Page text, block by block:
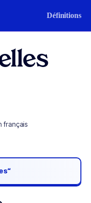
Définitions
français